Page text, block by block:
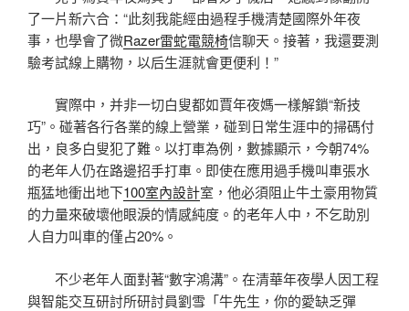
了一片新六合：“此刻我能經由過程手機清楚國際外年夜
事，也學會了微Razer雷蛇電競椅信聊天。接著，我還要測
驗考試線上購物，以后生涯就會更便利！”
實際中，并非一切白叟都如賈年夜媽一樣解鎖“新技
巧”。碰著各行各業的線上營業，碰到日常生涯中的掃碼付
出，良多白叟犯了難。以打車為例，數據顯示，今朝74%
的老年人仍在路邊招手打車。即使在應用過手機叫車張水
瓶猛地衝出地下100室內設計室，他必須阻止牛土豪用物質
的力量來破壞他眼淚的情感純度。的老年人中，不乞助別
人自力叫車的僅占20%。
不少老年人面對著“數字鴻溝”。在清華年夜學人因工程
與智能交互研討所研討員劉雪「牛先生，你的愛缺乏彈